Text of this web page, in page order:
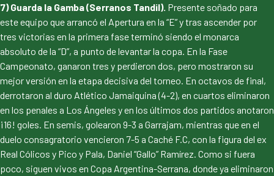
7) Guarda la Gamba (Serranos Tandil). Presente soñado para
este equipo que arrancó el Apertura en la “E” y tras ascender por
tres victorias en la primera fase terminó siendo el monarca
absoluto de la “D”, a punto de levantar la copa. En la Fase
Campeonato, ganaron tres y perdieron dos, pero mostraron su
mejor versión en la etapa decisiva del torneo. En octavos de final,
derrotaron al duro Atlético Jamaiquina (4-2), en cuartos eliminaron
en los penales a Los Ángeles y en los últimos dos partidos anotaron
¡16! goles. En semis, golearon 9-3 a Garrajam, mientras que en el
duelo consagratorio vencieron 7-5 a Caché F.C, con la figura del ex
Real Cólicos y Pico y Pala, Daniel “Gallo” Ramírez. Como si fuera
poco, siguen vivos en Copa Argentina-Serrana, donde ya eliminaron